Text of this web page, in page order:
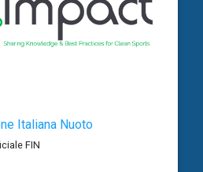
Italiana Nuoto
FIN